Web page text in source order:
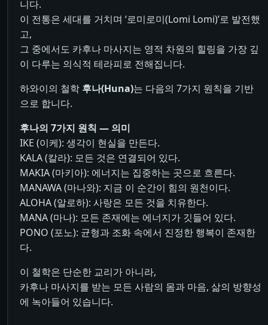
니다.
이 전통은 세대를 거치며 ‘로미로미(Lomi Lomi)’로 발전했
고,
그 중에서도 카후나 마사지는 영적 차원의 힐링을 가장 깊
이 다루는 의식적 테라피로 전해집니다.
하와이의 철학 후나(Huna)는 다음의 7가지 원칙을 기반
으로 합니다.
후나의 7가지 원칙 — 의미
IKE (이케): 생각이 현실을 만든다.
KALA (칼라): 모든 것은 연결되어 있다.
MAKIA (마키아): 에너지는 집중하는 곳으로 흐른다.
MANAWA (마나와): 지금 이 순간이 힘의 원천이다.
ALOHA (알로하): 사랑은 모든 것을 치유한다.
MANA (마나): 모든 존재에는 에너지가 깃들어 있다.
PONO (포노): 균형과 조화 속에서 진정한 행복이 존재한
다.
이 철학은 단순한 교리가 아니라,
카후나 마사지를 받는 모든 사람의 몸과 마음, 삶의 방향성
에 녹아들어 있습니다.